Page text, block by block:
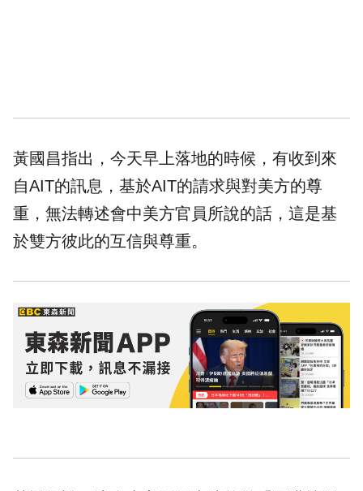
黃國昌指出，今天早上落地的時候，有收到來
自AIT的訊息，基於AIT的請求與對美方的尊
重，無法轉述會中美方官員所說的話，這是基
於雙方彼此的互信與尊重。